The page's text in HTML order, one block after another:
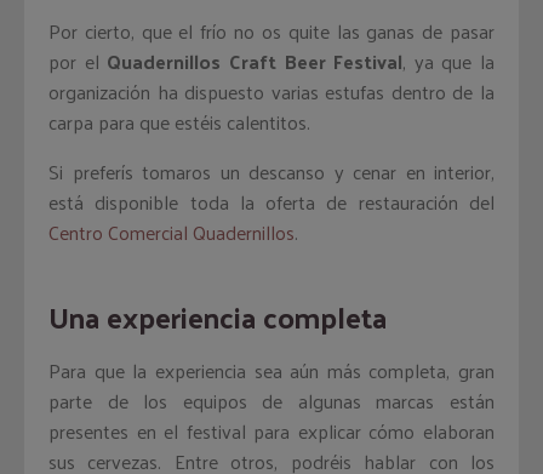
Por cierto, que el frío no os quite las ganas de pasar
por el Quadernillos Craft Beer Festival, ya que la
organización ha dispuesto varias estufas dentro de la
carpa para que estéis calentitos.
Si preferís tomaros un descanso y cenar en interior,
está disponible toda la oferta de restauración del
Centro Comercial Quadernillos.
Una experiencia completa
Para que la experiencia sea aún más completa, gran
parte de los equipos de algunas marcas están
presentes en el festival para explicar cómo elaboran
sus cervezas. Entre otros, podréis hablar con los